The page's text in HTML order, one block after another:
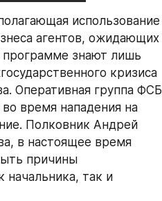
использование
агентов, ожидающих
знают лишь
кризиса
Оперативная группа ФСБ
время нападения на
Полковник Андрей
в настоящее время
причины
начальника, так и